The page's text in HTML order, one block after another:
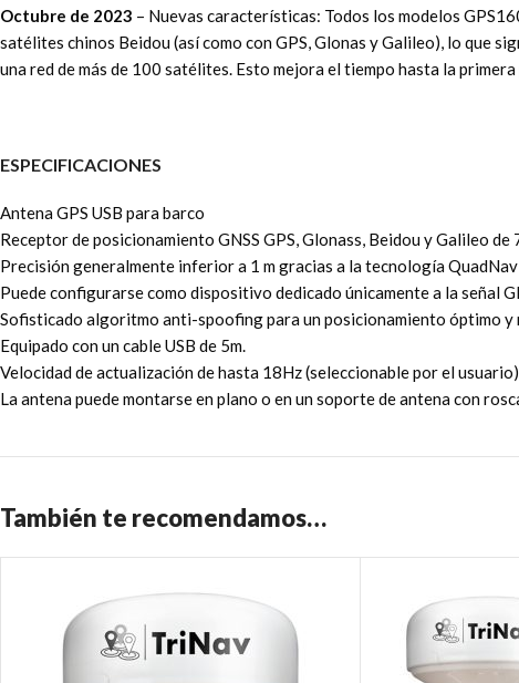
Octubre de 2023 – Nuevas características: Todos los modelos
satélites chinos Beidou (así como con GPS, Glonas y Galileo), lo que
una red de más de 100 satélites. Esto mejora el tiempo hasta la
ESPECIFICACIONES
Antena GPS USB para barco
Receptor de posicionamiento GNSS GPS, Glonass, Beidou y Galileo de
Precisión generalmente inferior a 1 m gracias a la tecnología
Puede configurarse como dispositivo dedicado únicamente a la señal
Sofisticado algoritmo anti-spoofing para un posicionamiento óptimo y
Equipado con un cable USB de 5m.
Velocidad de actualización de hasta 18Hz (seleccionable por el usuario)
La antena puede montarse en plano o en un soporte de antena con
También te recomendamos…